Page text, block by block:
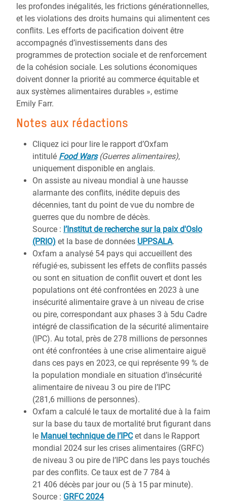
les profondes inégalités, les frictions générationnelles,
et les violations des droits humains qui alimentent ces
conflits. Les efforts de pacification doivent être
accompagnés d’investissements dans des
programmes de protection sociale et de renforcement
de la cohésion sociale. Les solutions économiques
doivent donner la priorité au commerce équitable et
aux systèmes alimentaires durables », estime
Emily Farr.
Notes aux rédactions
Cliquez ici pour lire le rapport d’Oxfam
intitulé Food Wars (Guerres alimentaires),
uniquement disponible en anglais.
On assiste au niveau mondial à une hausse
alarmante des conflits, inédite depuis des
décennies, tant du point de vue du nombre de
guerres que du nombre de décès.
Source : l’Institut de recherche sur la paix d'Oslo
(PRIO) et la base de données UPPSALA.
Oxfam a analysé 54 pays qui accueillent des
réfugié·es, subissent les effets de conflits passés
ou sont en situation de conflit ouvert et dont les
populations ont été confrontées en 2023 à une
insécurité alimentaire grave à un niveau de crise
ou pire, correspondant aux phases 3 à 5du Cadre
intégré de classification de la sécurité alimentaire
(IPC). Au total, près de 278 millions de personnes
ont été confrontées à une crise alimentaire aiguë
dans ces pays en 2023, ce qui représente 99 % de
la population mondiale en situation d’insécurité
alimentaire de niveau 3 ou pire de l’IPC
(281,6 millions de personnes).
Oxfam a calculé le taux de mortalité due à la faim
sur la base du taux de mortalité brut figurant dans
le Manuel technique de l’IPCet dans le Rapport
mondial 2024 sur les crises alimentaires (GRFC)
de niveau 3 ou pire de l’IPC dans les pays touchés
par des conflits. Ce taux est de 7 784 à
21 406 décès par jour ou (5 à 15 par minute).
Source : GRFC 2024